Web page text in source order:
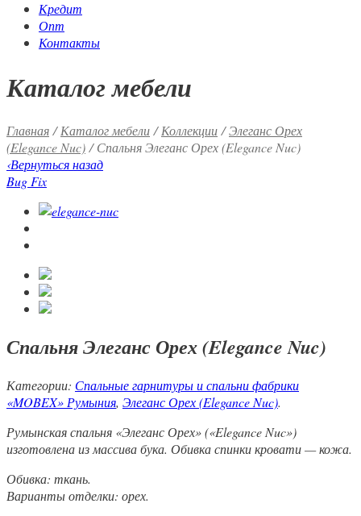
Кредит
Опт
Контакты
Каталог мебели
Главная/Каталог мебели/Коллекции/Элеганс Орех
(Elegance Nuc)/ Спальня Элеганс Орех (Elegance Nuc)
‹Вернуться назад
Bug Fix
Спальня Элеганс Орех (Elegance Nuc)
Категории: Спальные гарнитуры и спальни фабрики
«MOBEX» Румыния, Элеганс Орех (Elegance Nuc).
Румынская спальня «Элеганс Орех» («Elegance Nuc»)
изготовлена из массива бука. Обивка спинки кровати — кожа.
Обивка: ткань.
Варианты отделки: орех.